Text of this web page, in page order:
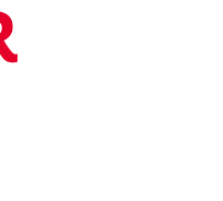
OFERTE DE NERATAT